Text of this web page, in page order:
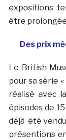
expositions
être
Des prix
Le British
pour sa série «
réalisé avec
épisodes de
déjà été
présentions